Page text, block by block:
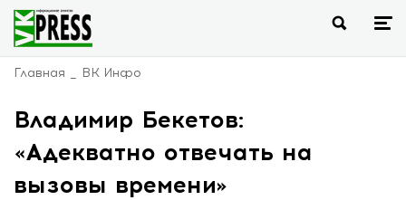
Главная ВК Инфо
Владимир Бекетов:
«Адекватно отвечать на
вызовы времени»